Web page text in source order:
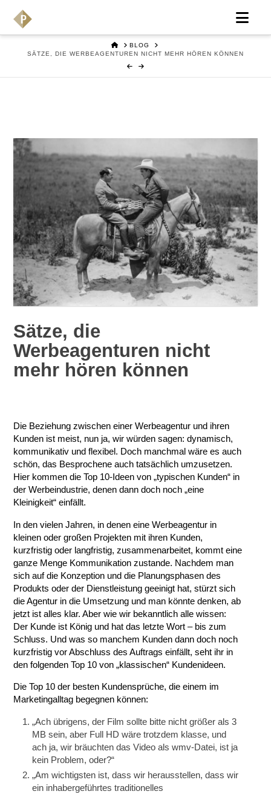
HOMEBLOG
SÄTZE, DIE WERBEAGENTUREN NICHT MEHR HÖREN KÖNNEN
Sätze, die
Werbeagenturen nicht
mehr hören können
Die Beziehung zwischen einer Werbeagentur und ihren
Kunden ist meist, nun ja, wir würden sagen: dynamisch,
kommunikativ und flexibel. Doch manchmal wäre es auch
schön, das Besprochene auch tatsächlich umzusetzen.
Hier kommen die Top 10-Ideen von „typischen Kunden“ in
der Werbeindustrie, denen dann doch noch „eine
Kleinigkeit“ einfällt.
In den vielen Jahren, in denen eine Werbeagentur in
kleinen oder großen Projekten mit ihren Kunden,
kurzfristig oder langfristig, zusammenarbeitet, kommt eine
ganze Menge Kommunikation zustande. Nachdem man
sich auf die Konzeption und die Planungsphasen des
Produkts oder der Dienstleistung geeinigt hat, stürzt sich
die Agentur in die Umsetzung und man könnte denken, ab
jetzt ist alles klar. Aber wie wir bekanntlich alle wissen:
Der Kunde ist König und hat das letzte Wort – bis zum
Schluss. Und was so manchem Kunden dann doch noch
kurzfristig vor Abschluss des Auftrags einfällt, seht ihr in
den folgenden Top 10 von „klassischen“ Kundenideen.
Die Top 10 der besten Kundensprüche, die einem im
Marketingalltag begegnen können:
„Ach übrigens, der Film sollte bitte nicht größer als 3
MB sein, aber Full HD wäre trotzdem klasse, und
ach ja, wir bräuchten das Video als wmv-Datei, ist ja
kein Problem, oder?“
„Am wichtigsten ist, dass wir herausstellen, dass wir
ein inhabergeführtes traditionelles